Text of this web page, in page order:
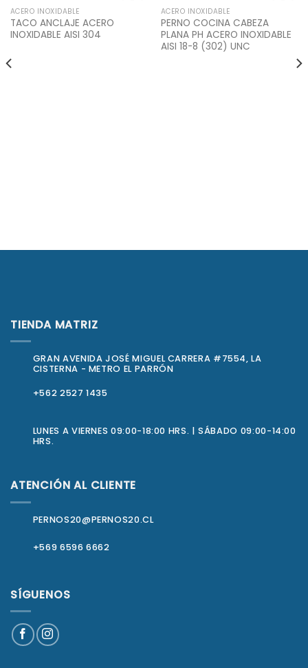
Add to
Wishlist
ACERO INOXIDABLE
TACO ANCLAJE ACERO
INOXIDABLE AISI 304
Add to
Wishlist
ACERO INOXIDABLE
PERNO COCINA CABEZA
PLANA PH ACERO INOXIDABLE
AISI 18-8 (302) UNC
TIENDA MATRIZ
GRAN AVENIDA JOSÉ MIGUEL CARRERA #7554, LA
CISTERNA - METRO EL PARRÓN
+562 2527 1435
LUNES A VIERNES 09:00-18:00 HRS. | SÁBADO 09:00-14:00
HRS.
ATENCIÓN AL CLIENTE
PERNOS20@PERNOS20.CL
+569 6596 6662
SÍGUENOS